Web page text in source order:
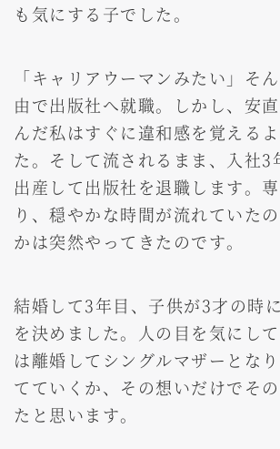
も気にする子でした。
「キャリアウーマンみたい」そ
由で出版社へ就職。しかし、安
んだ私はすぐに違和感を覚える
た。そして流されるまま、入社3
出産して出版社を退職します。
り、穏やかな時間が流れていた
かは突然やってきたのです。
結婚して3年目、子供が3才の時
を決めました。人の目を気にし
は離婚してシングルマザーとな
てていくか、その想いだけでそ
たと思います。